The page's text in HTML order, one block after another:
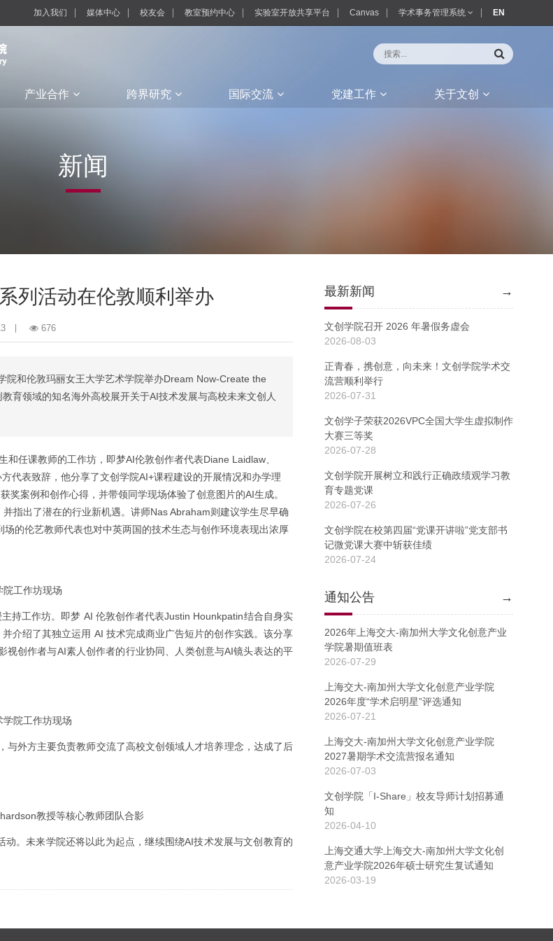
加入我们 媒体中心 校友会 教室预约中心 实验室开放共享平台 Canvas 学术事务管理系统 EN
产业合作 跨界研究 国际交流 党建工作 关于文创
新闻
列活动在伦敦顺利举办
676
和伦敦玛丽女王大学艺术学院举办Dream Now-Create the
育领域的知名海外高校展开关于AI技术发展与高校未来文创人
任课教师的工作坊，即梦AI伦敦创作者代表Diane Laidlaw、
代表致辞，他分享了文创学院AI+课程建设的开展情况和办学理
案例和创作心得，并带领同学现场体验了创意图片的AI生成。
指出了潜在的行业新机遇。讲师Nas Abraham则建议学生尽早确
的伦艺教师代表也对中英两国的技术生态与创作环境表现出浓厚
工作坊现场
持工作坊。即梦 AI 伦敦创作者代表Justin Hounkpatin结合自身实
介绍了其独立运用 AI 技术完成商业广告短片的创作实践。该分享
创作者与AI素人创作者的行业协同、人类创意与AI镜头表达的平
院工作坊现场
外方主要负责教师交流了高校文创领域人才培养理念，达成了后
教授等核心教师团队合影
。未来学院还将以此为起点，继续围绕AI技术发展与文创教育的
最新新闻 →
文创学院召开 2026 年暑假务虚会
2026-08-03
正青春，携创意，向未来！文创学院学术交
流营顺利举行
2026-07-31
文创学子荣获2026VPC全国大学生虚拟制作
大赛三等奖
2026-07-28
文创学院开展树立和践行正确政绩观学习教
育专题党课
2026-07-26
文创学院在校第四届“党课开讲啦”党支部书
记微党课大赛中斩获佳绩
2026-07-24
通知公告 →
2026年上海交大-南加州大学文化创意产业
学院暑期值班表
2026-07-29
上海交大-南加州大学文化创意产业学院
2026年度“学术启明星”评选通知
2026-07-21
上海交大-南加州大学文化创意产业学院
2027暑期学术交流营报名通知
2026-07-03
文创学院「I-Share」校友导师计划招募通
知
2026-04-10
上海交通大学上海交大-南加州大学文化创
意产业学院2026年硕士研究生复试通知
2026-03-19